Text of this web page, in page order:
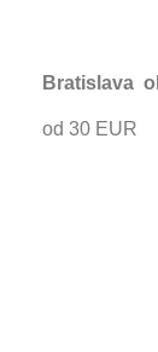
Bratislava
od 30 EUR